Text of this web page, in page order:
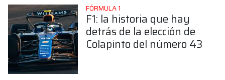
FÓRMULA 1
F1: la historia que hay
detrás de la elección de
Colapinto del número 43